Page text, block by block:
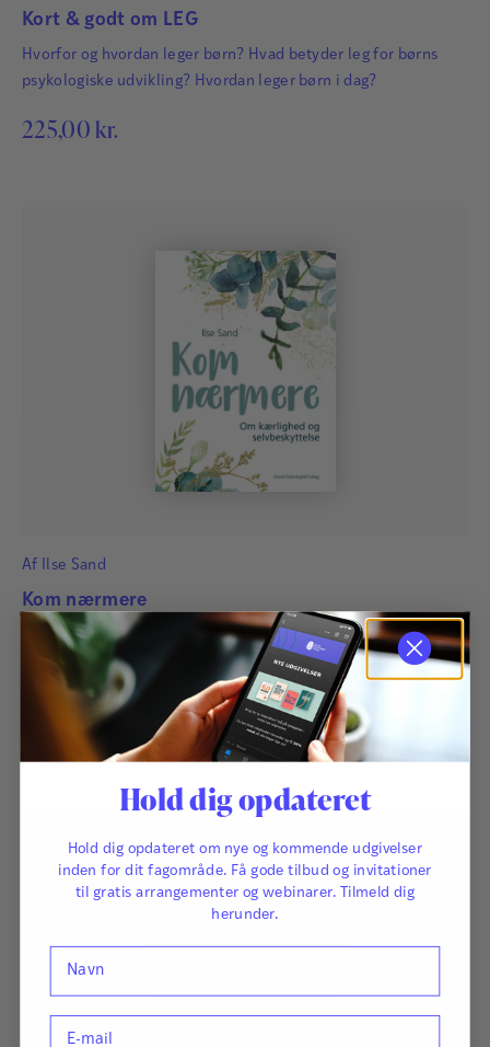
Kort & godt om LEG
Hvorfor og hvordan leger børn? Hvad betyder leg for børns
psykologiske udvikling? Hvordan leger børn i dag?
225,00 kr.
Af Ilse Sand
Kom nærmere
Hvorfor er vores kærlighedsrelationer ikke altid så lykkelige,
som vi ønsker os? Hvordan kommer vi nærmere, uden at miste
os selv?
250,00
Hold dig opdateret
Hold dig opdateret om nye og kommende udgivelser
inden for dit fagområde. Få gode tilbud og invitationer
til gratis arrangementer og webinarer. Tilmeld dig
herunder.
Navn
E-mail